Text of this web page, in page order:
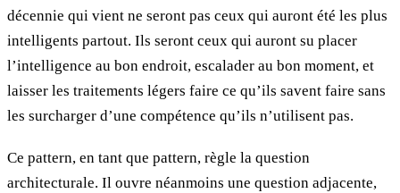
décennie qui vient ne seront pas ceux qui auront été les plus
intelligents partout. Ils seront ceux qui auront su placer
l’intelligence au bon endroit, escalader au bon moment, et
laisser les traitements légers faire ce qu’ils savent faire sans
les surcharger d’une compétence qu’ils n’utilisent pas.
Ce pattern, en tant que pattern, règle la question
architecturale. Il ouvre néanmoins une question adjacente,